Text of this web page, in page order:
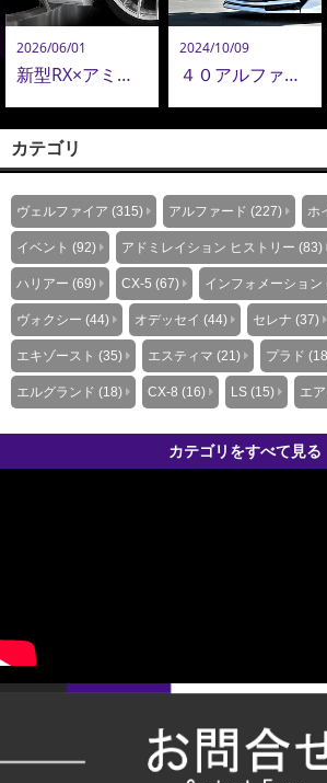
2026/06/01
新型RX×アミスタット新作24インチ鍛造ホイールが圧巻！新型アルヴェル・LM用22インチも追加決定！
2024/10/09
４０アルファード202ブラック／089プラチナホワイトパールマイカ エアロパーツ装着イメージ
カテゴリ
ヴェルファイア (315) アルファード (227) ホ
イベント (92) アドミレイション ヒストリー (83)
ハリアー (69) CX-5 (67) インフォメーション
ヴォクシー (44) オデッセイ (44) セレナ (37)
エキゾースト (35) エスティマ (21) プラド
エルグランド (18) CX-8 (16) LS (15) エ
カテゴリをすべて見る